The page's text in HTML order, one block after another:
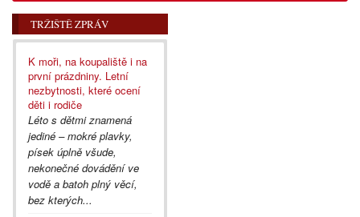
TRŽIŠTĚ ZPRÁV
K moři, na koupaliště i na
první prázdniny. Letní
nezbytnosti, které ocení
děti i rodiče
Léto s dětmi znamená
jediné – mokré plavky,
písek úplně všude,
nekonečné dovádění ve
vodě a batoh plný věcí,
bez kterých...